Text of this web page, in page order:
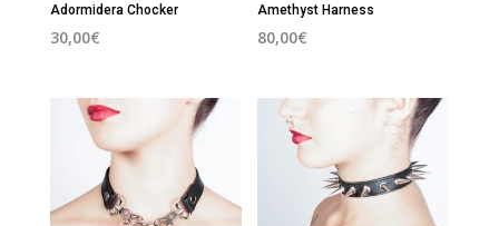
Adormidera Chocker
30,00€
Amethyst Harness
80,00€